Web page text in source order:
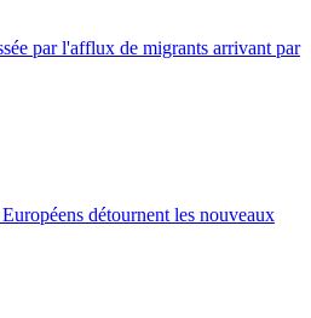
par l'afflux de migrants arrivant par
détournent les nouveaux